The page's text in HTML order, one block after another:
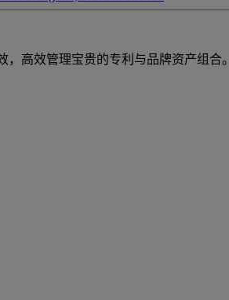
高效管理宝贵的专利与品牌资产组合。